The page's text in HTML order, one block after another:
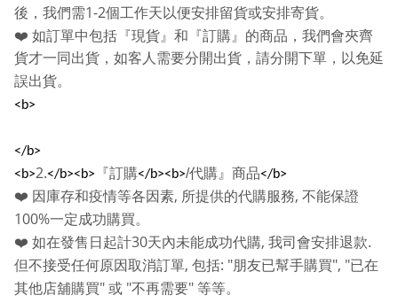
後，我們需1-2個工作天以便安排留貨或安排寄貨。
❤️ 如訂單中包括『現貨』和『訂購』的商品，我們會夾齊
貨才一同出貨，如客人需要分開出貨，請分開下單，以免延
誤出貨。
<b>
</b>
<b>2.</b><b> 『訂購</b><b>/代購』商品</b>
❤️ 因庫存和疫情等各因素, 所提供的代購服務, 不能保證
100%一定成功購買。
❤️ 如在發售日起計30天內未能成功代購, 我司會安排退款.
但不接受任何原因取消訂單, 包括: "朋友已幫手購買", "已在
其他店舖購買" 或 "不再需要" 等等。